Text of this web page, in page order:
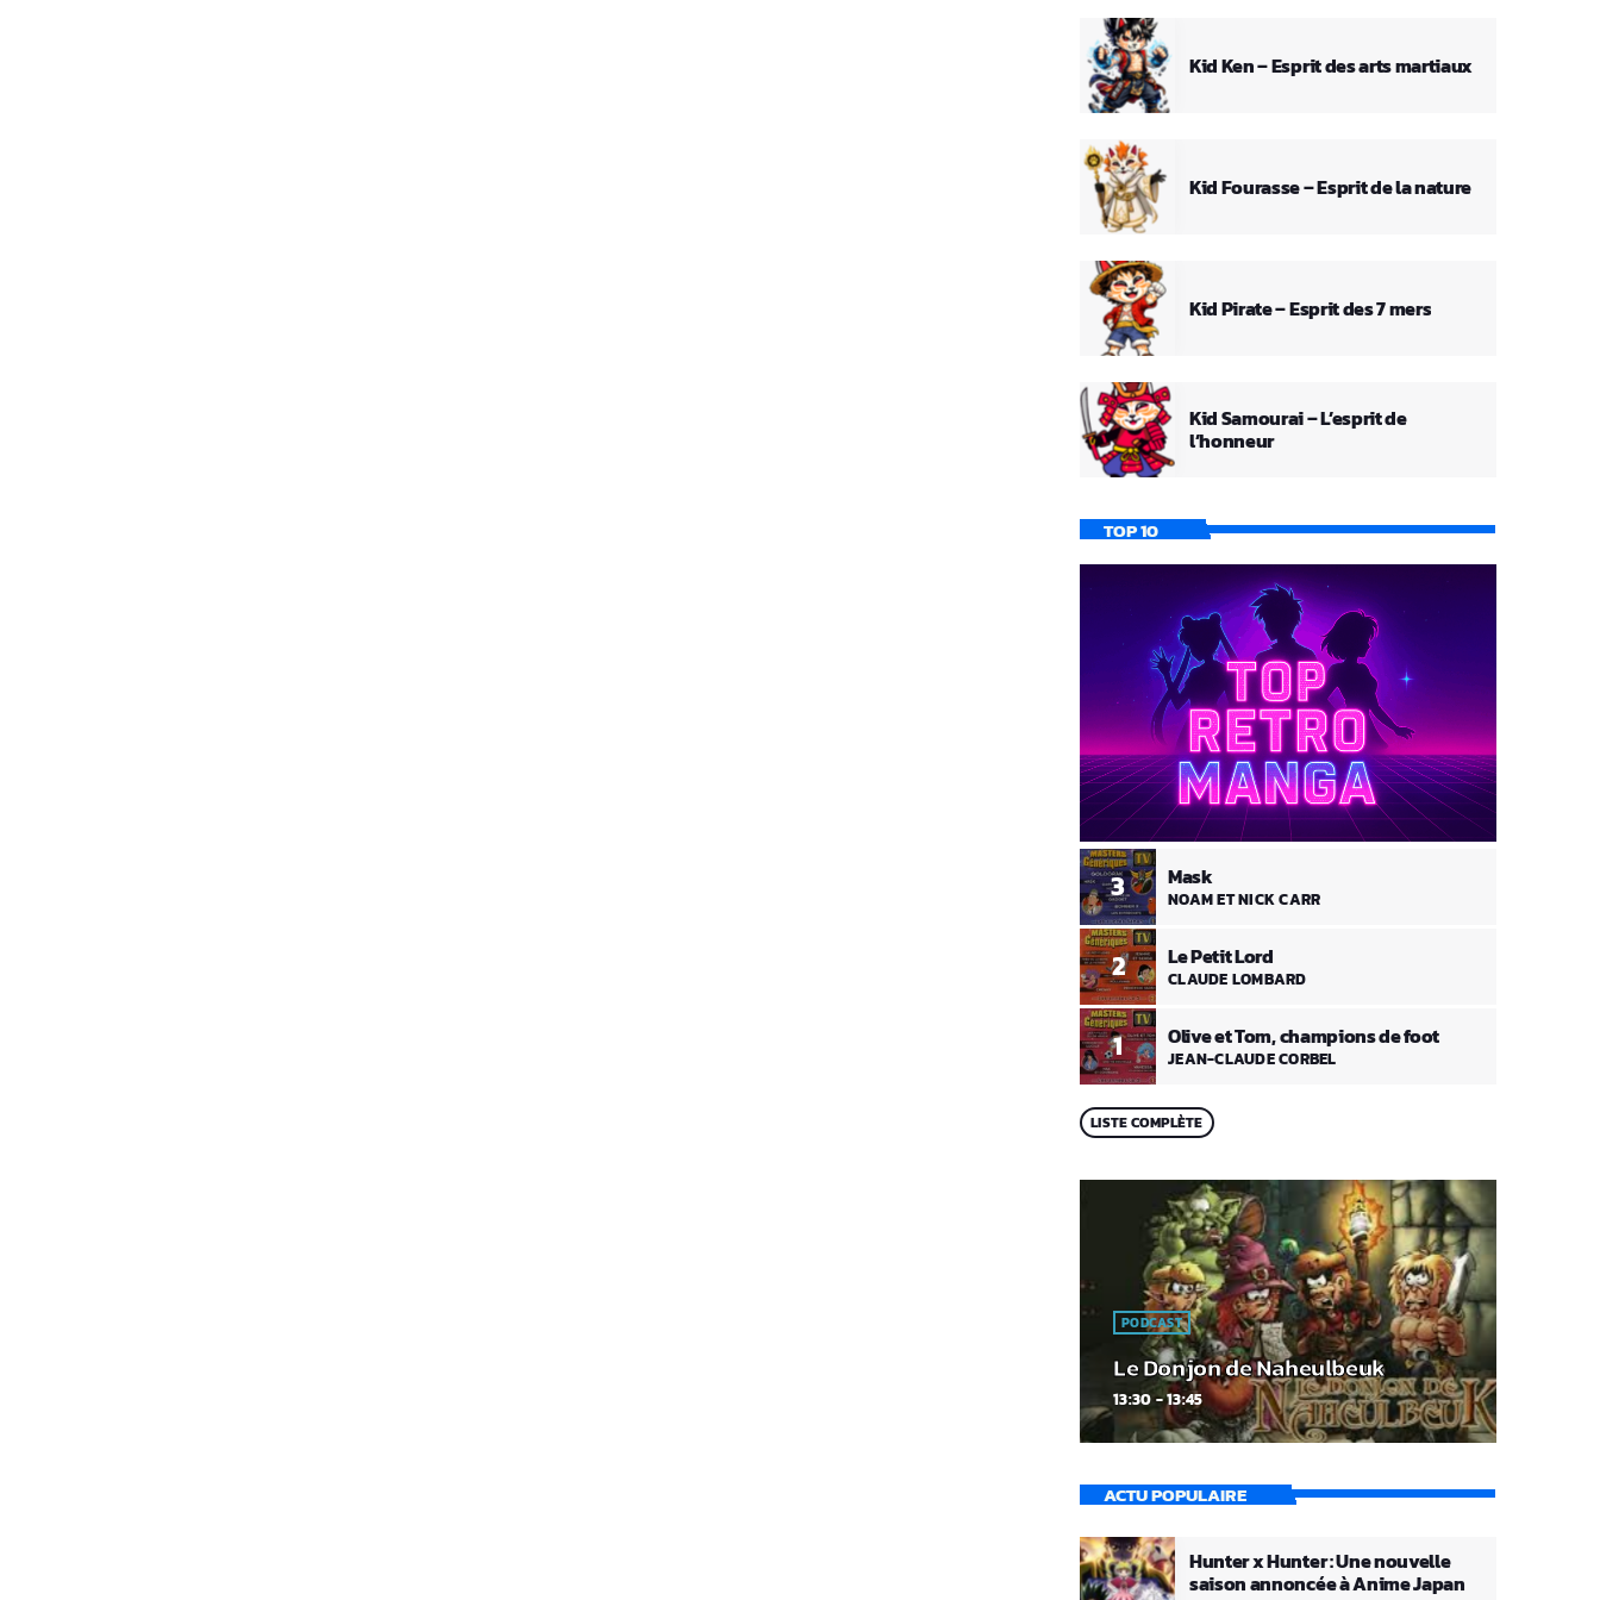
Kid Ken – Esprit des arts martiaux
Kid Fourasse – Esprit de la nature
Kid Pirate – Esprit des 7 mers
Kid Samourai – L’esprit de
l’honneur
TOP 10
1 Olive et Tom, champions de foot
JEAN-CLAUDE CORBEL
2 Le Petit Lord
CLAUDE LOMBARD
3 Mask
NOAM ET NICK CARR
LISTE COMPLÈTE
PODCAST
Le Donjon de Naheulbeuk
13:30 - 13:45
ACTU POPULAIRE
Hunter x Hunter : Une nouvelle
saison annoncée à Anime Japan